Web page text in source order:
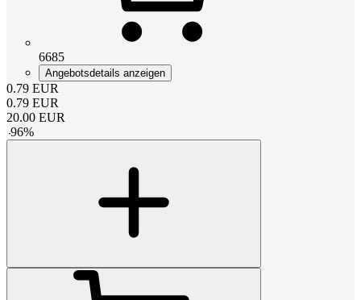
6685
Angebotsdetails anzeigen
0.79 EUR
0.79 EUR
20.00 EUR
-96%